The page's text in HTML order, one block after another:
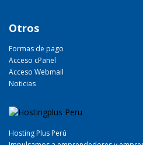
Otros
Formas de pago
Acceso cPanel
Acceso Webmail
Noticias
Hosting Plus Perú